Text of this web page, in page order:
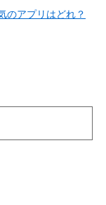
のアプリはどれ？